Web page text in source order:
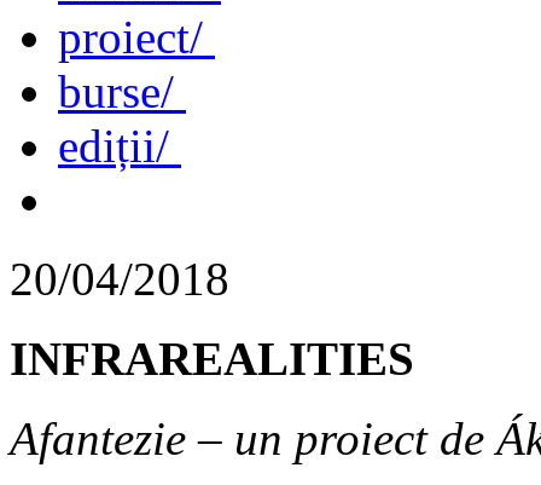
proiect/
burse/
ediții/
20/04/2018
INFRAREALITIES
Afantezie – un proiect de